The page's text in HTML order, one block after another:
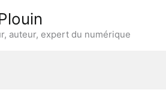
auteur, expert du numérique